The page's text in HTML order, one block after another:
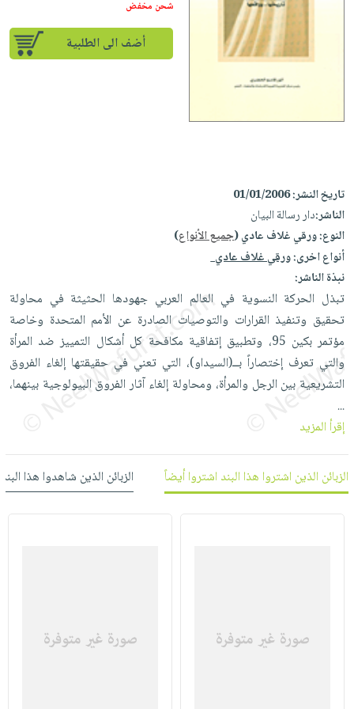
إختيارات
كتب
أكاديمية
حدود
أسئلة
Android
تحميل
iKitab
على
Apple
أسئلة
طرحها
على
masmu3
على
Apple
المواضيع
الأكثر
مبيعاً
وسائل
جوائز
تعليمية
الصحة
جديد
العناية
الشخصية
العناية
وتصفيف
الشعر
العناية
بالجسم
العناية
بالأسنان
والتغذية
المطبخ
والسفرة
جديد
الكل
أواني
الطهي
أدوات
الخبز
أدوات
المائدة
الأوعية
أدوات
المطبخ
متجر
الهدايا
أقسام
الأكثر
مبيعاً
للمدارس
اكسسوارات
كتب
حلي
شحن
مجاني
بنود
كل
الاشتراكات
بحث
حسابك
شحن مخفض
أضف الى الطلبية
تاريخ النشر:01/01/2006
الناشر:دار رسالة البيان
النوع:ورقي غلاف عادي (جميع الأنواع)
أنواع اخرى:ورقي غلاف عادي
نبذة الناشر:
تبذل الحركة النسوية في العالم العربي جهودها الحثيثة في محاولة
تحقيق وتنفيذ القرارات والتوصيات الصادرة عن الأمم المتحدة وخاصة
مؤتمر بكين 95، وتطبيق إتفاقية مكافحة كل أشكال التمييز ضد المرأة
والتي تعرف إختصاراً بــ(السيداو)، التي تعني في حقيقتها إلغاء الفروق
التشريعية بين الرجل والمرأة، ومحاولة إلغاء آثار الفروق البيولوجية بينهما،
...
إقرأ المزيد
الزبائن الذين اشتروا هذا البند اشتروا أيضاً الزبائن الذين شاهدوا هذا